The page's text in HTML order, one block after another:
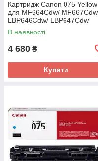
Картридж Canon 075 Yellow
для MF664Cdw/ MF667Cdw
LBP646Cdw/ LBP647Cdw
(6362C002AA)
В наявності
4 680 ₴
Купити